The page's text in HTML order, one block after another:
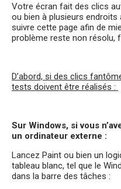
Votre écran fait des clics
ou bien à plusieurs endroits
suivre cette page afin de
problème reste non résolu,
D’abord, si des clics
tests doivent être réalisés :
Sur Windows, si vous
un ordinateur externe :
Lancez Paint ou bien un
tableau blanc, tel que le
dans la barre des tâches :